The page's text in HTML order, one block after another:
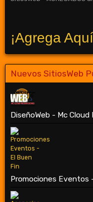
¡Agrega
Nuevos SitiosWeb
DiseñoWeb - Mc Cloud
Promociones Eventos